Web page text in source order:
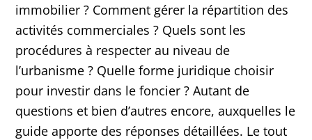
immobilier ? Comment gérer la répartition des
activités commerciales ? Quels sont les
procédures à respecter au niveau de
l’urbanisme ? Quelle forme juridique choisir
pour investir dans le foncier ? Autant de
questions et bien d’autres encore, auxquelles le
guide apporte des réponses détaillées. Le tout